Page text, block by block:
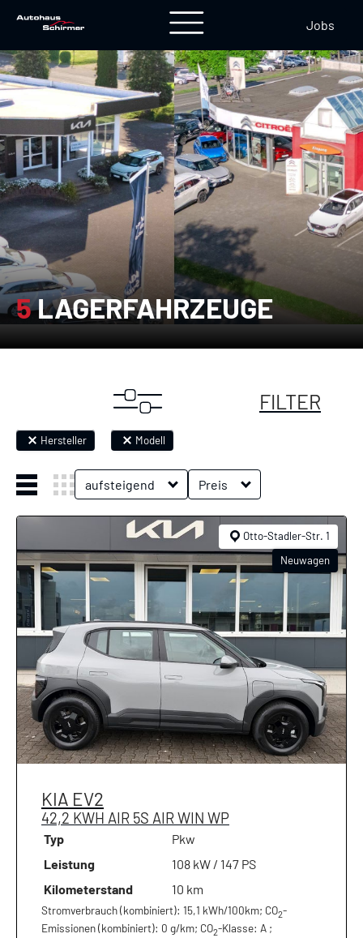
Jobs
5LAGERFAHRZEUGE
FILTER
Hersteller Modell
aufsteigend Preis
KIA EV2
42,2 KWH AIR 5S AIR WIN WP
Otto-Stadler-Str. 1
Neuwagen
Typ
Pkw
Leistung
108 kW / 147 PS
Kilometerstand
10 km
Stromverbrauch (kombiniert): 15,1 kWh/100km; CO2-
Emissionen (kombiniert): 0 g/km; CO2-Klasse: A ;